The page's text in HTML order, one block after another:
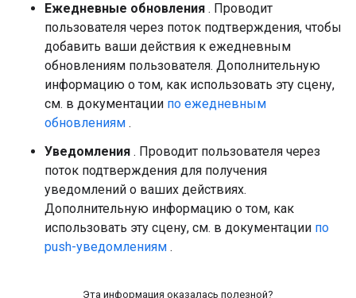
Ежедневные обновления . Проводит
пользователя через поток подтверждения, чтобы
добавить ваши действия к ежедневным
обновлениям пользователя. Дополнительную
информацию о том, как использовать эту сцену,
см. в документации по ежедневным
обновлениям .
Уведомления . Проводит пользователя через
поток подтверждения для получения
уведомлений о ваших действиях.
Дополнительную информацию о том, как
использовать эту сцену, см. в документации по
push-уведомлениям .
Эта информация оказалась полезной?